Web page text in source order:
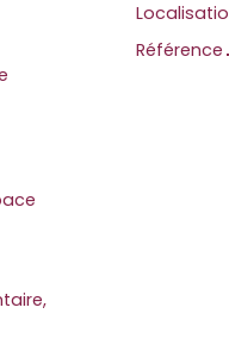
Référence